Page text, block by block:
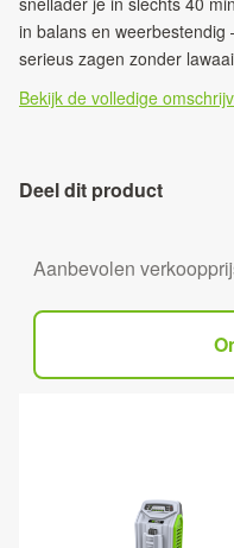
in balans en weerbestendig
serieus zagen zonder
Bekijk de volledige
Deel dit product
Aanbevolen